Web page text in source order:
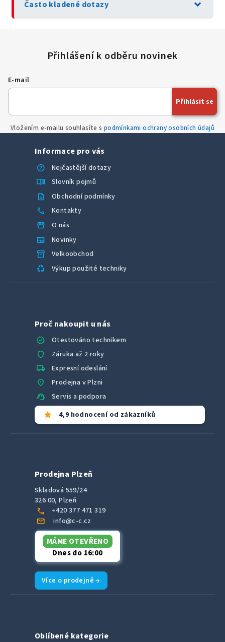
Často kladené dotazy expand_more
E-mail
Vložením e-mailu souhlasíte s podmínkami ochrany osobních údajů
Přihlásit se
Informace pro vás
help
Nejčastější dotazy
menu_book Slovník pojmů
description Obchodní podmínky
call Kontakty
storefront O nás
newspaper Novinky
inventory_2 Velkoobchod
recycling Výkup použité techniky
Proč nakoupit u nás
verified
Otestováno technikem
shield Záruka až 2 roky
local_shipping Expresní odeslání
location_on Prodejna v Plzni
support_agent Servis a podpora
star 4,9 hodnocení od zákazníků
Prodejna Plzeň
Skladová 559/24
326 00, Plzeň
call +420 377 471 319
mail info@c-c.cz
MÁME OTEVŘENO
Dnes do 16:00
Více o prodejně →
Oblíbené kategorie